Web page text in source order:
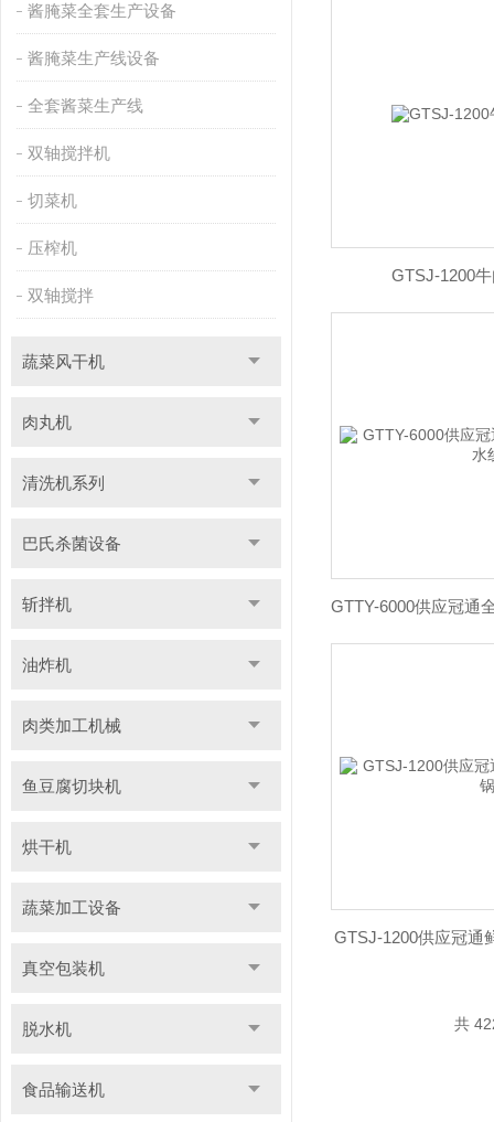
酱腌菜全套生产设备
酱腌菜生产线设备
全套酱菜生产线
双轴搅拌机
切菜机
压榨机
双轴搅拌
蔬菜风干机
肉丸机
清洗机系列
巴氏杀菌设备
斩拌机
油炸机
肉类加工机械
鱼豆腐切块机
烘干机
蔬菜加工设备
真空包装机
脱水机
食品输送机
GTSJ-1200
GTSJ-1200供应冠通
共